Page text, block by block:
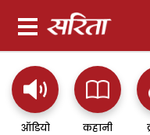
ऑडियो कहानी